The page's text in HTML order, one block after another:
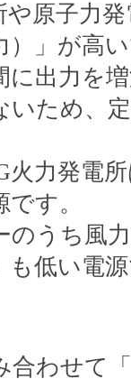
原子力
）」が高
に出力を
いため、
火力発電
す。
のうち風
も低い電
合わせて